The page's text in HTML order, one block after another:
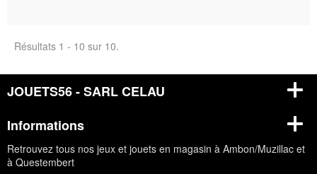
Résultats 1 - 10 sur 10.
JOUETS56 - SARL CELAU
Informations
Retrouvez tous nos jeux et jouets en magasin à Ambon/Muzillac et
à Questembert